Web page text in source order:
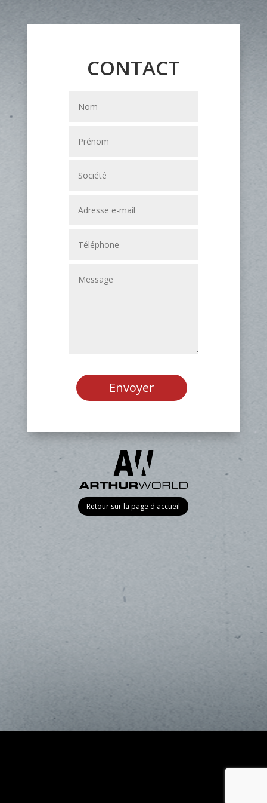
CONTACT
Envoyer
Retour sur la page d'accueil